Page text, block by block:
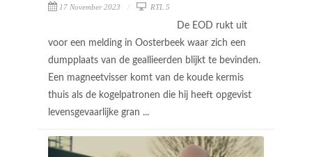
17 November 2023 RTL 5
De EOD rukt uit
voor een melding in Oosterbeek waar zich een
dumpplaats van de geallieerden blijkt te bevinden.
Een magneetvisser komt van de koude kermis
thuis als de kogelpatronen die hij heeft opgevist
levensgevaarlijke gran ...